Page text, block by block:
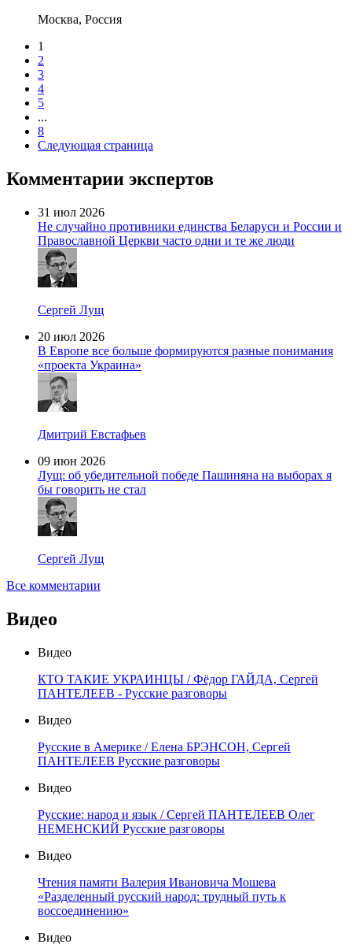
Москва, Россия
1
2
3
4
5
...
8
Следующая страница
Комментарии экспертов
31 июл 2026
Не случайно противники единства Беларуси и России и
Православной Церкви часто одни и те же люди
Сергей Лущ
20 июл 2026
В Европе все больше формируются разные понимания
«проекта Украина»
Дмитрий Евстафьев
09 июн 2026
Лущ: об убедительной победе Пашиняна на выборах я
бы говорить не стал
Сергей Лущ
Все комментарии
Видео
Видео
КТО ТАКИЕ УКРАИНЦЫ / Фёдор ГАЙДА, Сергей
ПАНТЕЛЕЕВ - Русские разговоры
Видео
Русские в Америке / Елена БРЭНСОН, Сергей
ПАНТЕЛЕЕВ Русские разговоры
Видео
Русские: народ и язык / Сергей ПАНТЕЛЕЕВ Олег
НЕМЕНСКИЙ Русские разговоры
Видео
Чтения памяти Валерия Ивановича Мошева
«Разделенный русский народ: трудный путь к
воссоединению»
Видео